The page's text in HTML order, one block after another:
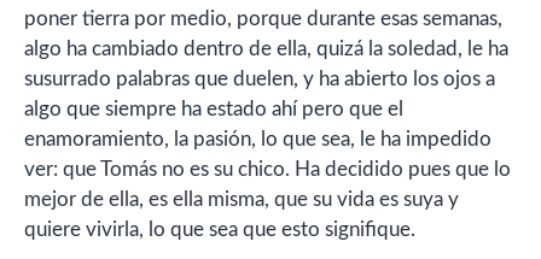
poner tierra por medio, porque durante esas semanas,
algo ha cambiado dentro de ella, quizá la soledad, le ha
susurrado palabras que duelen, y ha abierto los ojos a
algo que siempre ha estado ahí pero que el
enamoramiento, la pasión, lo que sea, le ha impedido
ver: que Tomás no es su chico. Ha decidido pues que lo
mejor de ella, es ella misma, que su vida es suya y
quiere vivirla, lo que sea que esto signifique.